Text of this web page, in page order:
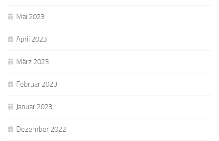
Mai 2023
April 2023
März 2023
Februar 2023
Januar 2023
Dezember 2022